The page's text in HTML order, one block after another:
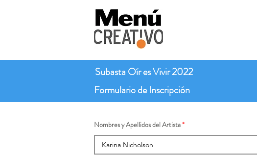
Subasta Oír es Vivir 2022
Formulario de Inscripción
Nombres y Apellidos del Artista